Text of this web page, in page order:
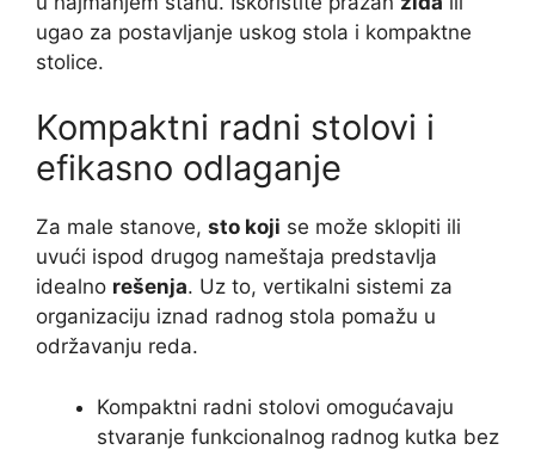
ugao za postavljanje uskog stola i kompaktne
stolice.
Kompaktni radni stolovi i
efikasno odlaganje
Za male stanove, sto koji se može sklopiti ili
uvući ispod drugog nameštaja predstavlja
idealno rešenja. Uz to, vertikalni sistemi za
organizaciju iznad radnog stola pomažu u
održavanju reda.
Kompaktni radni stolovi omogućavaju
stvaranje funkcionalnog radnog kutka bez